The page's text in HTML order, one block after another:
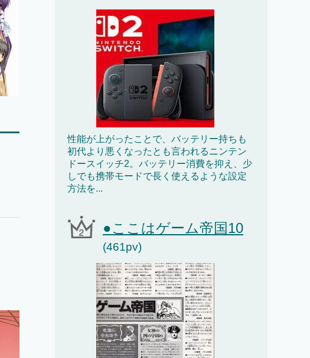
性能が上がったことで、バッテリー持ちも
初代より悪くなったとも言われるニンテン
ドースイッチ2。バッテリー消費を抑え、少
しでも携帯モードで長く使えるような設定
方法を...
●ここはゲーム帝国10
(461pv)